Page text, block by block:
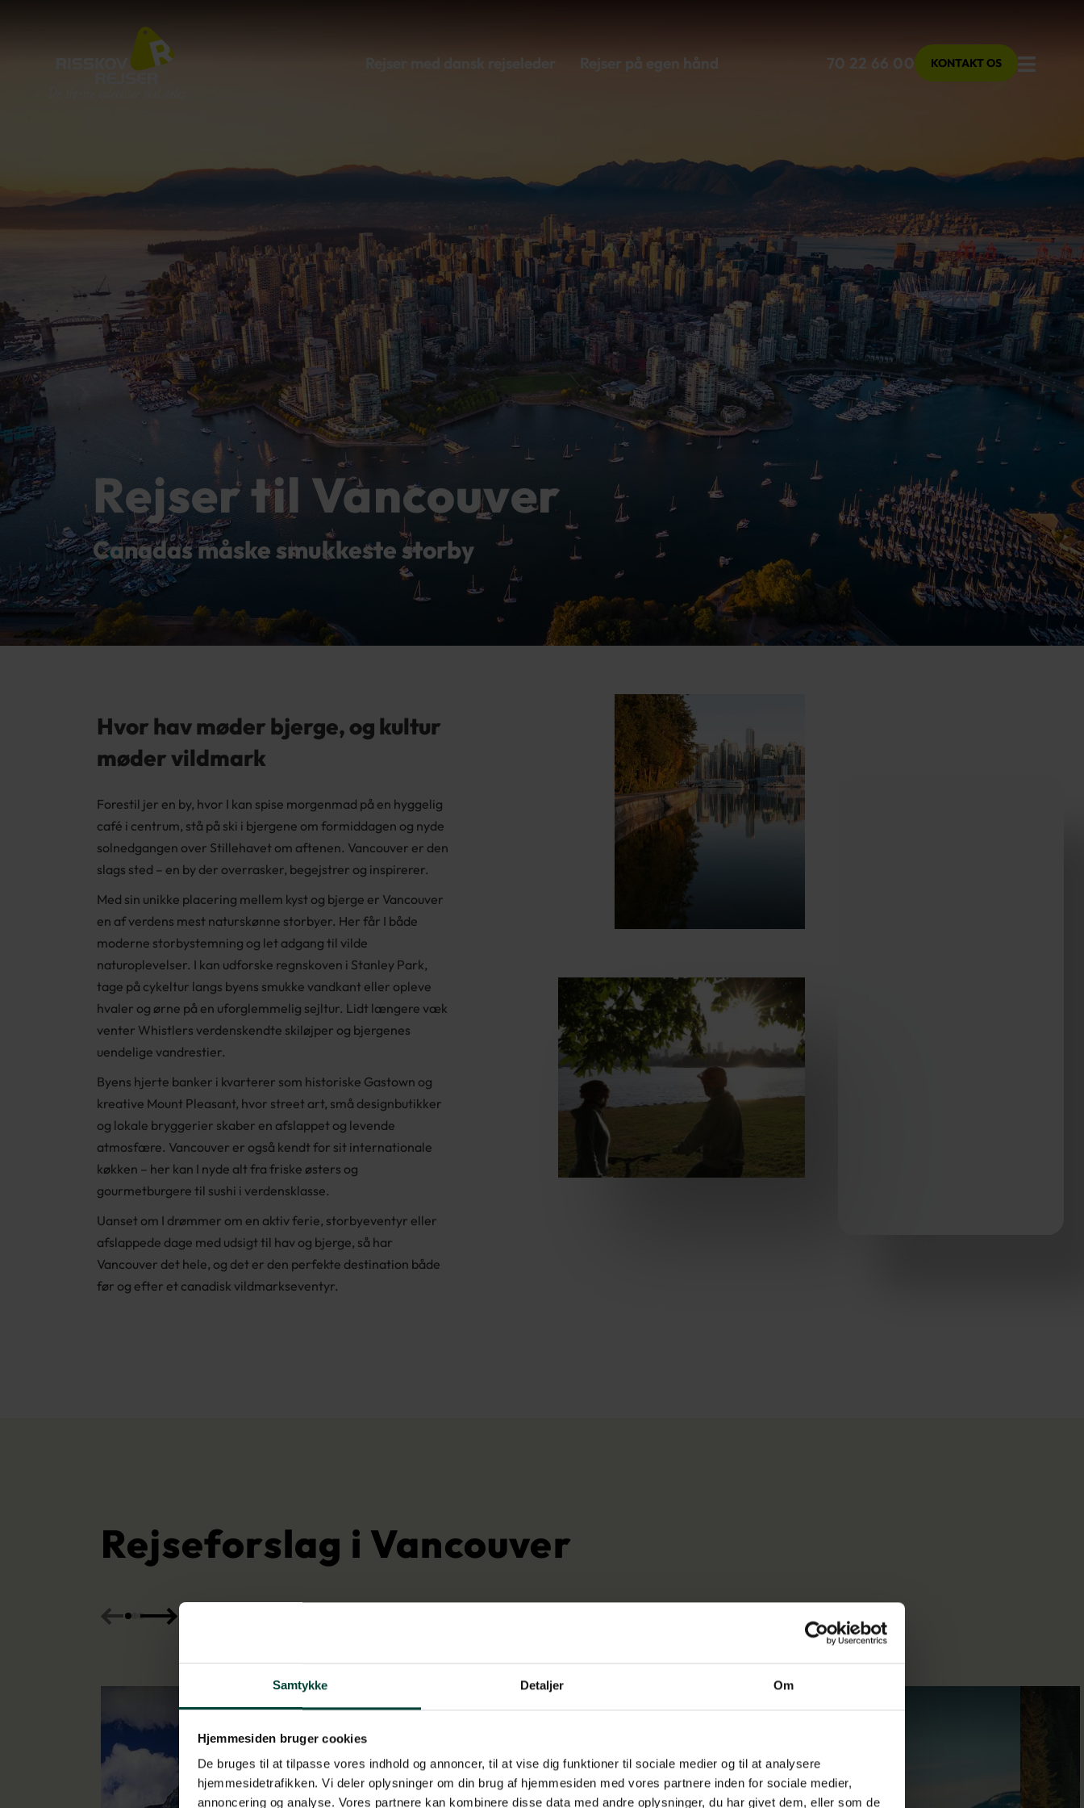
Samtykke Detaljer Om
Hjemmesiden bruger cookies
De bruges til at tilpasse vores indhold og annoncer, til at vise dig funktioner til sociale medier og til at analysere
hjemmesidetrafikken. Vi deler oplysninger om din brug af hjemmesiden med vores partnere inden for sociale medier,
annoncering og analyse. Vores partnere kan kombinere disse data med andre oplysninger, du har givet dem, eller som de
Rejser med dansk rejseleder Rejser på egen hånd 70 22 66 00 KONTAKT OS Menu
Rejser til Vancouver
Canadas måske smukkeste storby
Hvor hav møder bjerge, og kultur
møder vildmark
Forestil jer en by, hvor I kan spise morgenmad på en hyggelig
café i centrum, stå på ski i bjergene om formiddagen og nyde
solnedgangen over Stillehavet om aftenen. Vancouver er den
slags sted – en by der overrasker, begejstrer og inspirerer.
Med sin unikke placering mellem kyst og bjerge er Vancouver
en af verdens mest naturskønne storbyer. Her får I både
moderne storbystemning og let adgang til vilde
naturoplevelser. I kan udforske regnskoven i Stanley Park,
tage på cykeltur langs byens smukke vandkant eller opleve
hvaler og ørne på en uforglemmelig sejltur. Lidt længere væk
venter Whistlers verdenskendte skiløjper og bjergenes
uendelige vandrestier.
Byens hjerte banker i kvarterer som historiske Gastown og
kreative Mount Pleasant, hvor street art, små designbutikker
og lokale bryggerier skaber en afslappet og levende
atmosfære. Vancouver er også kendt for sit internationale
køkken – her kan I nyde alt fra friske østers og
gourmetburgere til sushi i verdensklasse.
Uanset om I drømmer om en aktiv ferie, storbyeventyr eller
afslappede dage med udsigt til hav og bjerge, så har
Vancouver det hele, og det er den perfekte destination både
før og efter et canadisk vildmarkseventyr.
Rejseforslag i Vancouver